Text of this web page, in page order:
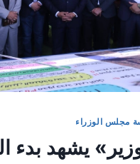
لشئون
الرقمي
مجلس الوزراء
يشهد بدء